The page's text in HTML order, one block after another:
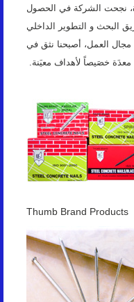
نجحت الشركة في الحصول
9001. مرفودةً بفريق البحث و التطوير الداخلي
العمل، أصبحنا نثق في
معدَة خصَيصاً لأهداف معيَنة.
Thumb Brand Products